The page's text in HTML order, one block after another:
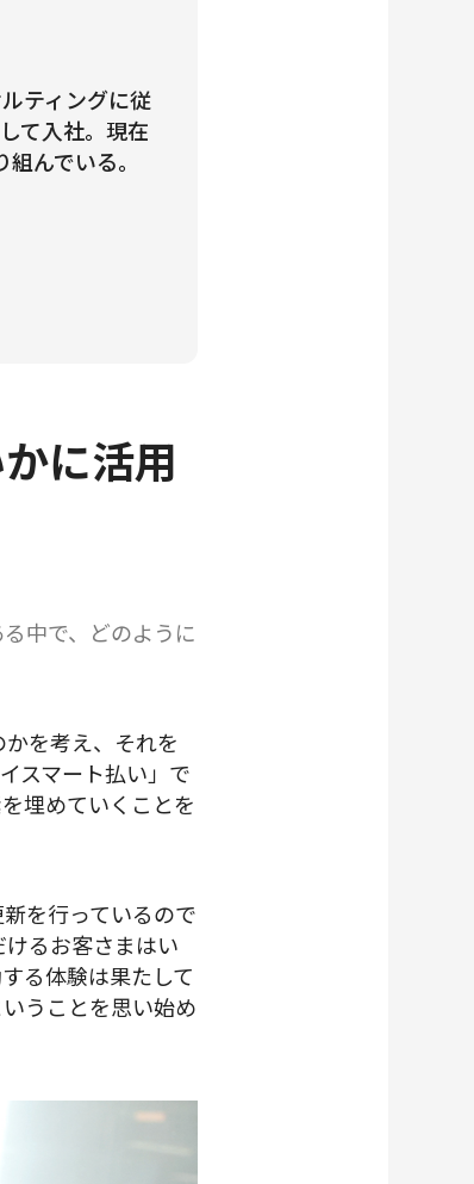
ティングに従
て入社。現在
んでいる。
に活用
中で、どのように
を考え、それを
スマート払い」で
埋めていくことを
を行っているので
るお客さまはい
る体験は果たして
うことを思い始め